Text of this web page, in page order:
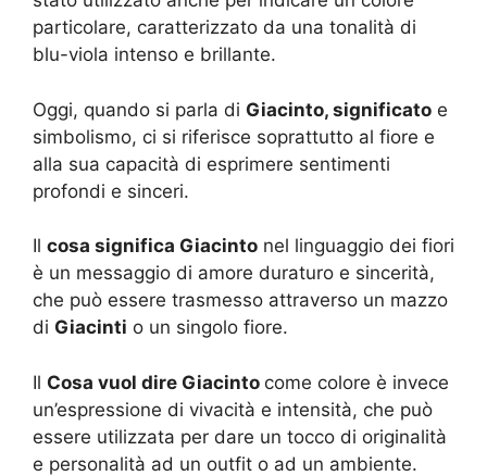
particolare, caratterizzato da una tonalità di
blu-viola intenso e brillante.
Oggi, quando si parla di Giacinto, significato e
simbolismo, ci si riferisce soprattutto al fiore e
alla sua capacità di esprimere sentimenti
profondi e sinceri.
Il cosa significa Giacinto nel linguaggio dei fiori
è un messaggio di amore duraturo e sincerità,
che può essere trasmesso attraverso un mazzo
di Giacinti o un singolo fiore.
Il Cosa vuol dire Giacinto come colore è invece
un’espressione di vivacità e intensità, che può
essere utilizzata per dare un tocco di originalità
e personalità ad un outfit o ad un ambiente.